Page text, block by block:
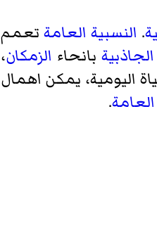
. النسبية العامةتعمم
الجاذبيةبانحاء الزمكان،
اليومية، يمكن اهمال
.